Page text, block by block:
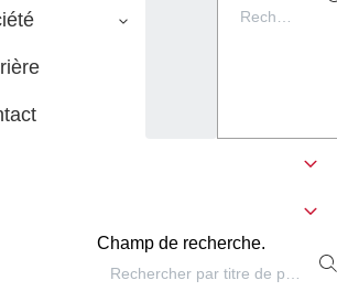
Champ de recherche.